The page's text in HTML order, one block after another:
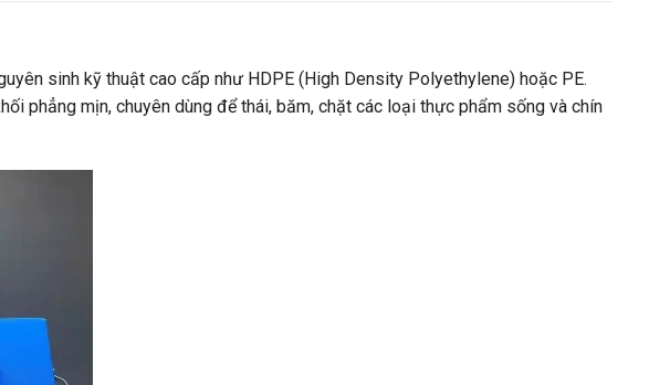
sinh kỹ thuật cao cấp như HDPE (High Density Polyethylene) hoặc PE.
phẳng mịn, chuyên dùng để thái, băm, chặt các loại thực phẩm sống và chín